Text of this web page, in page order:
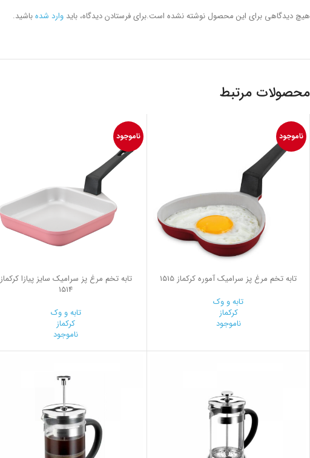
هیچ دیدگاهی برای این محصول نوشته نشده است.برای فرستادن دیدگاه، باید وارد شدهباشید.
محصولات مرتبط
ناموجود
تابه تخم مرغ پز سرامیک آموره کرکماز 1515
تابه و وک
کرکماز
ناموجود
ناموجود
تابه تخم مرغ پز سرامیک سایز پیازا کرکماز
1514
تابه و وک
کرکماز
ناموجود